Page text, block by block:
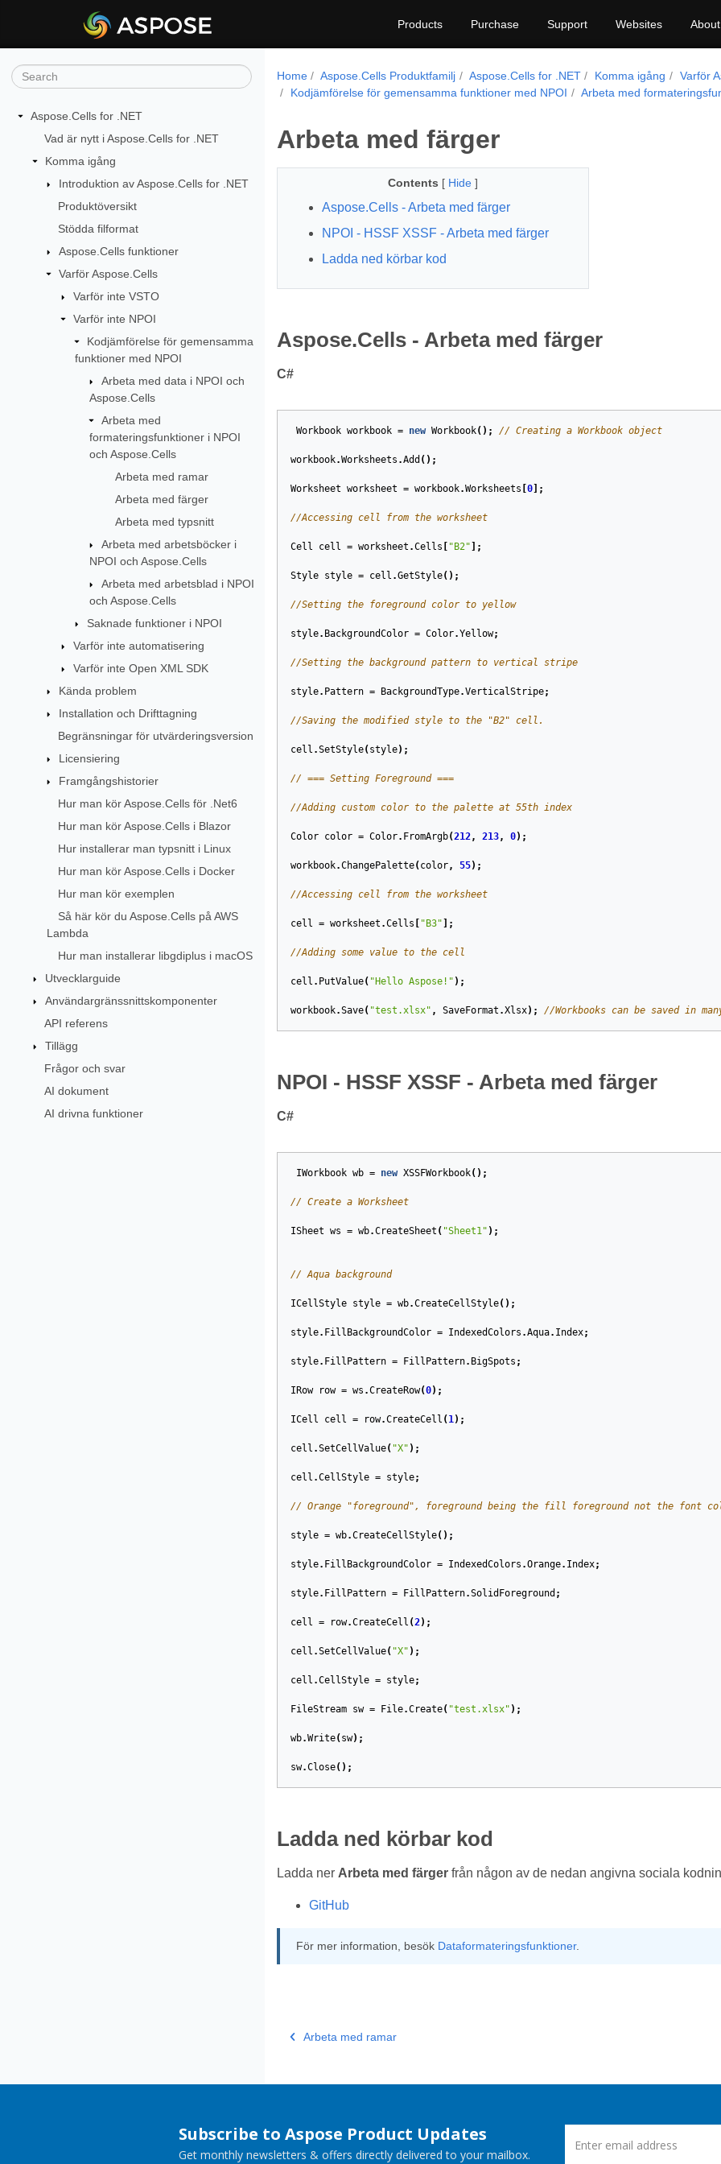
Products Purchase Support Websites About
Aspose.Cells for .NET
Vad är nytt i Aspose.Cells for .NET
Komma igång
Introduktion av Aspose.Cells for .NET
Produktöversikt
Stödda filformat
Aspose.Cells funktioner
Varför Aspose.Cells
Varför inte VSTO
Varför inte NPOI
Kodjämförelse för gemensamma
funktioner med NPOI
Arbeta med data i NPOI och
Aspose.Cells
Arbeta med
formateringsfunktioner i NPOI
och Aspose.Cells
Arbeta med ramar
Arbeta med färger
Arbeta med typsnitt
Arbeta med arbetsböcker i
NPOI och Aspose.Cells
Arbeta med arbetsblad i NPOI
och Aspose.Cells
Saknade funktioner i NPOI
Varför inte automatisering
Varför inte Open XML SDK
Kända problem
Installation och Drifttagning
Begränsningar för utvärderingsversion
Licensiering
Framgångshistorier
Hur man kör Aspose.Cells för .Net6
Hur man kör Aspose.Cells i Blazor
Hur installerar man typsnitt i Linux
Hur man kör Aspose.Cells i Docker
Hur man kör exemplen
Så här kör du Aspose.Cells på AWS
Lambda
Hur man installerar libgdiplus i macOS
Utvecklarguide
Användargränssnittskomponenter
API referens
Tillägg
Frågor och svar
AI dokument
AI drivna funktioner
Home Aspose.Cells Produktfamilj Aspose.Cells for .NET Komma igång
Varför
Kodjämförelse för gemensamma funktioner med NPOI
Arbeta med
Arbeta med färger
Contents [ Hide ]
Aspose.Cells - Arbeta med färger
NPOI - HSSF XSSF - Arbeta med färger
Ladda ned körbar kod
Aspose.Cells - Arbeta med färger
C#
Workbook workbook = new Workbook(); // Creating a Workbook object
workbook.Worksheets .Add ();
Worksheet worksheet = workbook.Worksheets 0];
//Accessing cell from the worksheet
Cell cell = worksheet .Cells "B2" ];
Style style = cell .GetStyle();
//Setting the foreground color to yellow
style. BackgroundColor = Color.Yellow;
//Setting the background pattern to vertical stripe
style. Pattern = BackgroundType.VerticalStripe;
//Saving the modified style to the "B2" cell.
cell .SetStyle( style);
// === Setting Foreground ===
//Adding custom color to the palette at 55th index
Color color = Color. FromArgb(212, 213, 0);
workbook.ChangePalette( color, 55);
//Accessing cell from the worksheet
cell = worksheet .Cells "B3" ];
//Adding some value to the cell
cell . PutValue( "Hello Aspose!" );
workbook.Save( "test.xlsx" , SaveFormat .Xlsx); //Workbooks can be saved in
NPOI - HSSF XSSF - Arbeta med färger
C#
IWorkbook wb = new XSSFWorkbook();
// Create a Worksheet
ISheet ws = wb.CreateSheet ( "Sheet1" );
// Aqua background
ICellStyle style = wb.CreateCellStyle();
style. FillBackgroundColor = IndexedColors .Aqua. Index;
style. FillPattern = FillPattern. BigSpots ;
IRow row = ws .CreateRow(0);
ICell cell = row.CreateCell ( 1);
cell .SetCellValue( "X" );
cell .CellStyle = style;
// Orange "foreground", foreground being the fill foreground not the font
style = wb.CreateCellStyle();
style. FillBackgroundColor = IndexedColors .Orange. Index;
style. FillPattern = FillPattern.SolidForeground ;
cell = row.CreateCell (2);
cell .SetCellValue( "X" );
cell .CellStyle = style;
FileStream sw = File.Create( "test.xlsx" );
wb.Write( sw);
sw.Close();
Ladda ned körbar kod
Ladda ner Arbeta med färgerfrån någon av de nedan angivna sociala
GitHub
För mer information, besök Dataformateringsfunktioner.
Arbeta med ramar
Subscribe to Aspose Product Updates
Get monthly newsletters & offers directly delivered to your mailbox.